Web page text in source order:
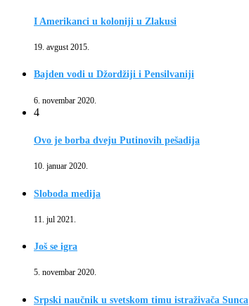
I Amerikanci u koloniji u Zlakusi
19. avgust 2015.
Bajden vodi u Džordžiji i Pensilvaniji
6. novembar 2020.
4
Ovo je borba dveju Putinovih pešadija
10. januar 2020.
Sloboda medija
11. jul 2021.
Još se igra
5. novembar 2020.
Srpski naučnik u svetskom timu istraživača Sunca